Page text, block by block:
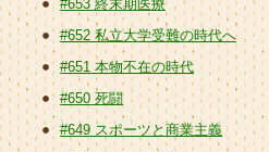
#653 終末期医療
#652 私立大学受難の時代へ
#651 本物不在の時代
#650 死闘
#649 スポーツと商業主義